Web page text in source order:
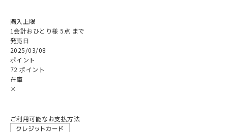
購入上限
1会計おひとり様 5点 まで
発売日
2025/03/08
ポイント
72 ポイント
在庫
×
ご利用可能なお支払方法